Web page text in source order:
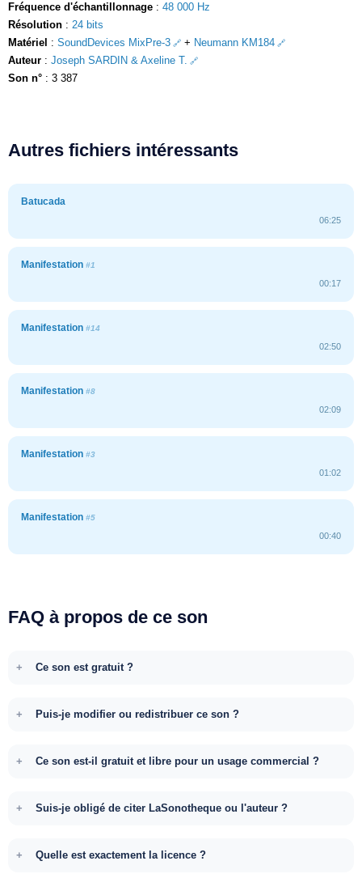
Fréquence d'échantillonnage : 48 000 Hz
Résolution : 24 bits
Matériel : SoundDevices MixPre-3 + Neumann KM184
Auteur : Joseph SARDIN & Axeline T.
Son n° : 3 387
Autres fichiers intéressants
Batucada
06:25
Manifestation #1
00:17
Manifestation #14
02:50
Manifestation #8
02:09
Manifestation #3
01:02
Manifestation #5
00:40
FAQ à propos de ce son
Ce son est gratuit ?
Puis-je modifier ou redistribuer ce son ?
Ce son est-il gratuit et libre pour un usage commercial ?
Suis-je obligé de citer LaSonotheque ou l'auteur ?
Quelle est exactement la licence ?